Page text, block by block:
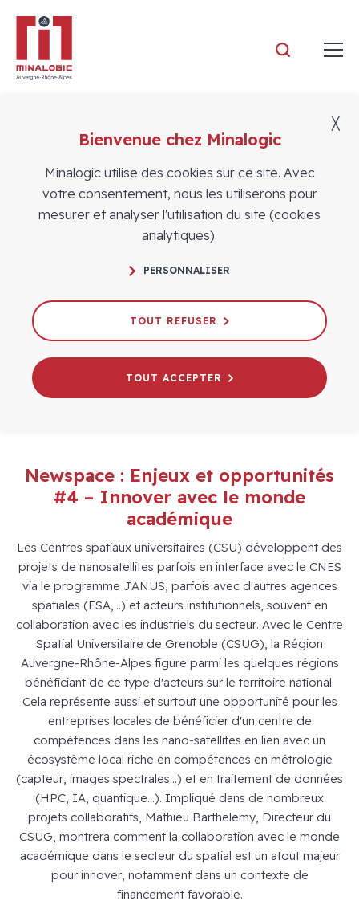
Vidéos
Innover avec le monde académique
29/04/2021
# WEBINAIRES NEWSPACE
Newspace : Enjeux et opportunités
#4 – Innover avec le monde
académique
Les Centres spatiaux universitaires (CSU) développent des
projets de nanosatellites parfois en interface avec le CNES
via le programme JANUS, parfois avec d'autres agences
spatiales (ESA,...) et acteurs institutionnels, souvent en
collaboration avec les industriels du secteur. Avec le Centre
Spatial Universitaire de Grenoble (CSUG), la Région
Auvergne-Rhône-Alpes figure parmi les quelques régions
bénéficiant de ce type d'acteurs sur le territoire national.
Cela représente aussi et surtout une opportunité pour les
entreprises locales de bénéficier d'un centre de
compétences dans les nano-satellites en lien avec un
écosystème local riche en compétences en métrologie
(capteur, images spectrales...) et en traitement de données
(HPC, IA, quantique...). Impliqué dans de nombreux
projets collaboratifs, Mathieu Barthelemy, Directeur du
CSUG, montrera comment la collaboration avec le monde
académique dans le secteur du spatial est un atout majeur
pour innover, notamment dans un contexte de
financement favorable.
Bienvenue chez Minalogic
Minalogic utilise des cookies sur ce site. Avec
votre consentement, nous les utiliserons pour
mesurer et analyser l'utilisation du site (cookies
analytiques).
PERSONNALISER
TOUT REFUSER
TOUT ACCEPTER
╳